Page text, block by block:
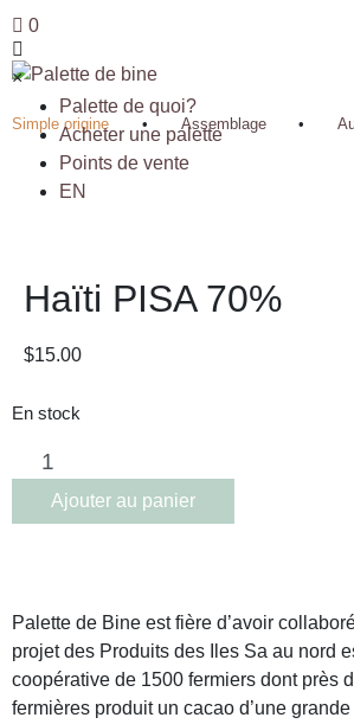
×
Palette de quoi?
Acheter une palette
Points de vente
EN
0
Simple origine • Assemblage •
Haïti PISA 70%
$15.00
En stock
Ajouter au panier
Palette de Bine est fière d’avoir
projet des Produits des Iles Sa au nord
coopérative de 1500 fermiers dont près
fermières produit un cacao d’une